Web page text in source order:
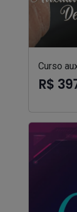
Curso
R$